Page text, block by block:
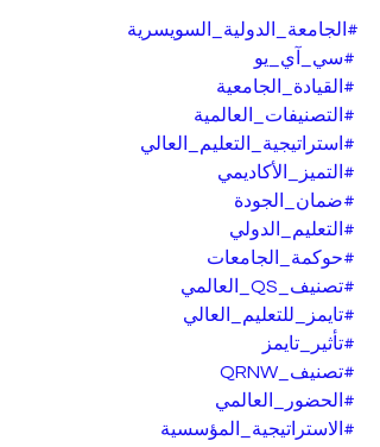
#الجامعة_الدولية_السويسرية
#سي_آي_يو
#القيادة_الجامعية
#التصنيفات_العالمية
#استراتيجية_التعليم_العالي
#التميز_الأكاديمي
#ضمان_الجودة
#التعليم_الدولي
#حوكمة_الجامعات
#تصنيف_QS_العالمي
#تايمز_للتعليم_العالي
#تأثير_تايمز
#تصنيف_QRNW
#الحضور_العالمي
#الاستراتيجية_المؤسسية